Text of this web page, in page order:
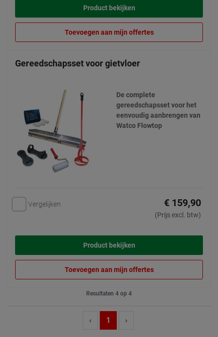
Product bekijken
Toevoegen aan mijn offertes
Gereedschapsset voor gietvloer
De complete
gereedschapsset voor het
eenvoudig aanbrengen van
Watco Flowtop
Vergelijken € 159,90
(Prijs excl. btw)
Product bekijken
Toevoegen aan mijn offertes
Resultaten 4 op 4
‹ 1 ›